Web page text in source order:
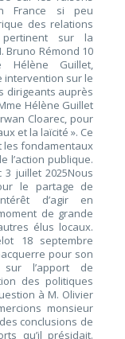
France si peu
des relations
sur la
Bruno Rémond 10
Hélène Guillet,
intervention sur le
dirigeants auprès
Hélène Guillet
Cloarec, pour
et la laïcité ». Ce
les fondamentaux
l’action publique.
juillet 2025Nous
le partage de
d’agir en
de grande
élus locaux.
18 septembre
pour son
sur l’apport de
des politiques
à M. Olivier
monsieur
conclusions de
qu’il présidait.